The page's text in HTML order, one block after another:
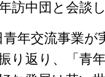
訪中団と会談
年交流事業が
り返り、「青